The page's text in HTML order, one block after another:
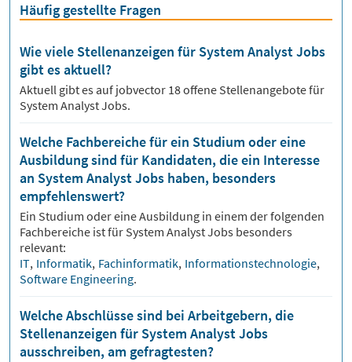
Häufig gestellte Fragen
Wie viele Stellenanzeigen für System Analyst Jobs
gibt es aktuell?
Aktuell gibt es auf jobvector 18offene Stellenangebote für
System Analyst Jobs.
Welche Fachbereiche für ein Studium oder eine
Ausbildung sind für Kandidaten, die ein Interesse
an System Analyst Jobs haben, besonders
empfehlenswert?
Ein Studium oder eine Ausbildung in einem der folgenden
Fachbereiche ist für System AnalystJobs besonders
relevant:
IT, Informatik, Fachinformatik, Informationstechnologie,
Software Engineering.
Welche Abschlüsse sind bei Arbeitgebern, die
Stellenanzeigen für System Analyst Jobs
ausschreiben, am gefragtesten?